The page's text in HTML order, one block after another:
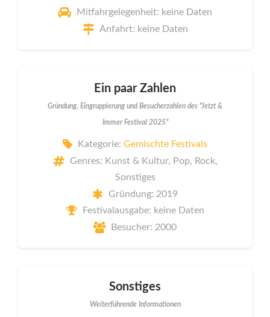
Mitfahrgelegenheit: keine Daten
Anfahrt: keine Daten
Ein paar Zahlen
Gründung, Eingruppierung und Besucherzahlen des "Jetzt &
Immer Festival 2025"
Kategorie: Gemischte Festivals
Genres: Kunst & Kultur, Pop, Rock,
Sonstiges
Gründung: 2019
Festivalausgabe: keine Daten
Besucher: 2000
Sonstiges
Weiterführende Informationen